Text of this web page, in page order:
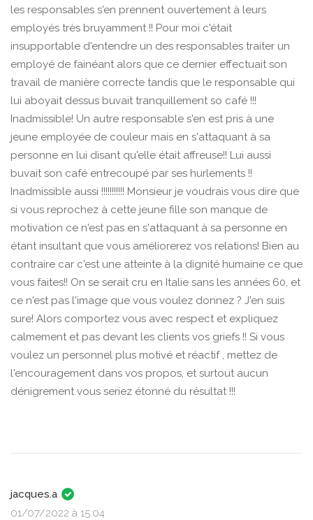
les responsables s'en prennent ouvertement à leurs
employés très bruyamment !! Pour moi c'était
insupportable d'entendre un des responsables traiter un
employé de fainéant alors que ce dernier effectuait son
travail de manière correcte tandis que le responsable qui
lui aboyait dessus buvait tranquillement so café !!!
Inadmissible! Un autre responsable s'en est pris à une
jeune employée de couleur mais en s'attaquant à sa
personne en lui disant qu'elle était affreuse!! Lui aussi
buvait son café entrecoupé par ses hurlements !!
Inadmissible aussi !!!!!!!!!!! Monsieur je voudrais vous dire que
si vous reprochez à cette jeune fille son manque de
motivation ce n'est pas en s'attaquant à sa personne en
étant insultant que vous améliorerez vos relations! Bien au
contraire car c'est une atteinte à la dignité humaine ce que
vous faites!! On se serait cru en Italie sans les années 60, et
ce n'est pas l'image que vous voulez donnez ? J'en suis
sure! Alors comportez vous avec respect et expliquez
calmement et pas devant les clients vos griefs !! Si vous
voulez un personnel plus motivé et réactif , mettez de
l'encouragement dans vos propos, et surtout aucun
dénigrement vous seriez étonné du résultat !!!
jacques.a
01/07/2022 à 15:04